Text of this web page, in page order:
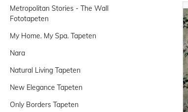
Only Borders Tapeten
New Elegance Tapeten
Metropolitan Stories - The Wall
Fototapeten
My Home. My Spa. Tapeten
Nara
Natural Living Tapeten